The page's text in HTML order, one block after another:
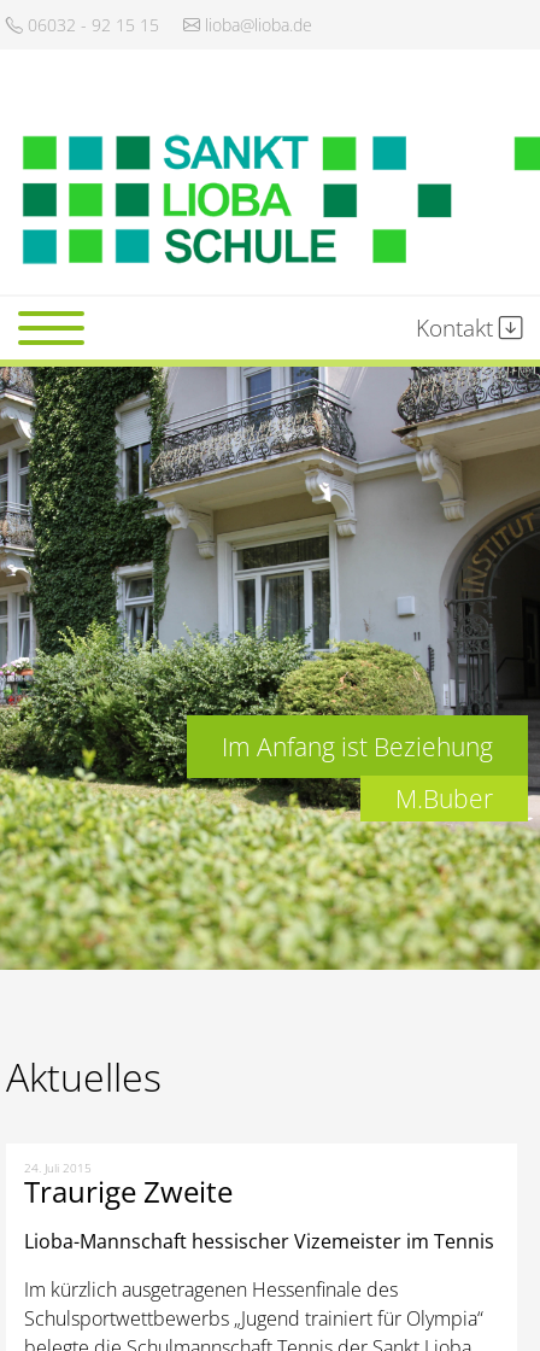
06032 - 92 15 15 lioba@lioba.de
Startseite
Schule
Gemeinschaft
Lernen
Kalender
Kontakt
Im Anfang ist Beziehung
M.Buber
Aktuelles
24. Juli 2015
Traurige Zweite
Lioba-Mannschaft hessischer Vizemeister im Tennis
Im kürzlich ausgetragenen Hessenfinale des
Schulsportwettbewerbs „Jugend trainiert für Olympia“